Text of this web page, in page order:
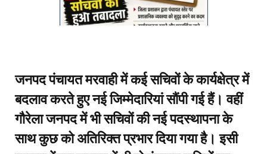
जनपद पंचायत मरवाही में कई सचिवों के कार्यक्षेत्र में
बदलाव करते हुए नई जिम्मेदारियां सौंपी गई हैं। वहीं
गौरेला जनपद में भी सचिवों की नई पदस्थापना के
साथ कुछ को अतिरिक्त प्रभार दिया गया है। इसी